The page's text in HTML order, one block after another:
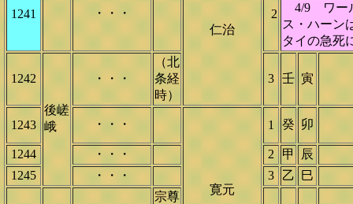
仁治
1241 ・・・ 2
4/9 ワール
ス・ハーン
タイの急死
1242
後嵯
峨
・・・
（北
条経
時）
3 壬 寅
1243 ・・・
寛元
1 癸 卯
1244 ・・・ 2 甲
辰
1245
・・・ 3 乙 巳
宗尊